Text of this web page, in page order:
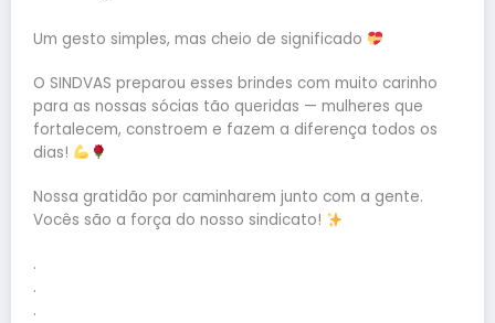
Um gesto simples, mas cheio de significado
O SINDVAS preparou esses brindes com muito carinho
para as nossas sócias tão queridas — mulheres que
fortalecem, constroem e fazem a diferença todos os
dias!
Nossa gratidão por caminharem junto com a gente.
Vocês são a força do nosso sindicato!
.
.
.